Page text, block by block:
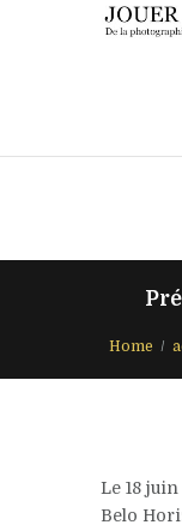
Home
Le 18 juin
Belo